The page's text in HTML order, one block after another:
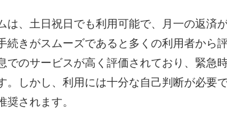
は、土日祝日でも利用可能で、月一の返済
続きがスムーズであると多くの利用者から
でのサービスが高く評価されており、緊急
。しかし、利用には十分な自己判断が必要
奨されます。